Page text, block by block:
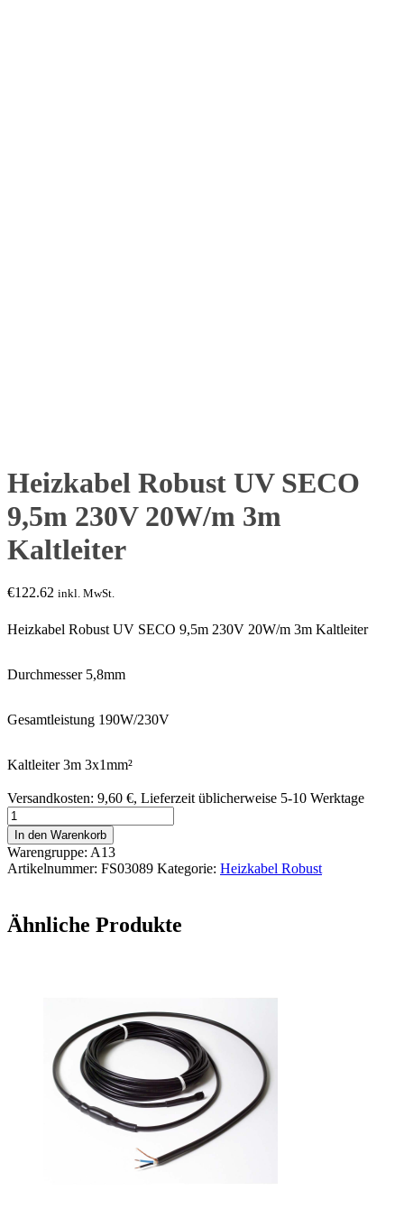
Heizkabel Robust UV SECO
9,5m 230V 20W/m 3m
Kaltleiter
€122.62 inkl. MwSt.
Heizkabel Robust UV SECO 9,5m 230V 20W/m 3m Kaltleiter
Durchmesser 5,8mm
Gesamtleistung 190W/230V
Kaltleiter 3m 3x1mm²
Versandkosten: 9,60 €, Lieferzeit üblicherweise 5-10 Werktage
Heizkabel
Robust
UV
SECO
9,5m
20W/m
3m
In den Warenkorb
Warengruppe: A13
Artikelnummer: FS03089 Kategorie: Heizkabel Robust
Ähnliche Produkte